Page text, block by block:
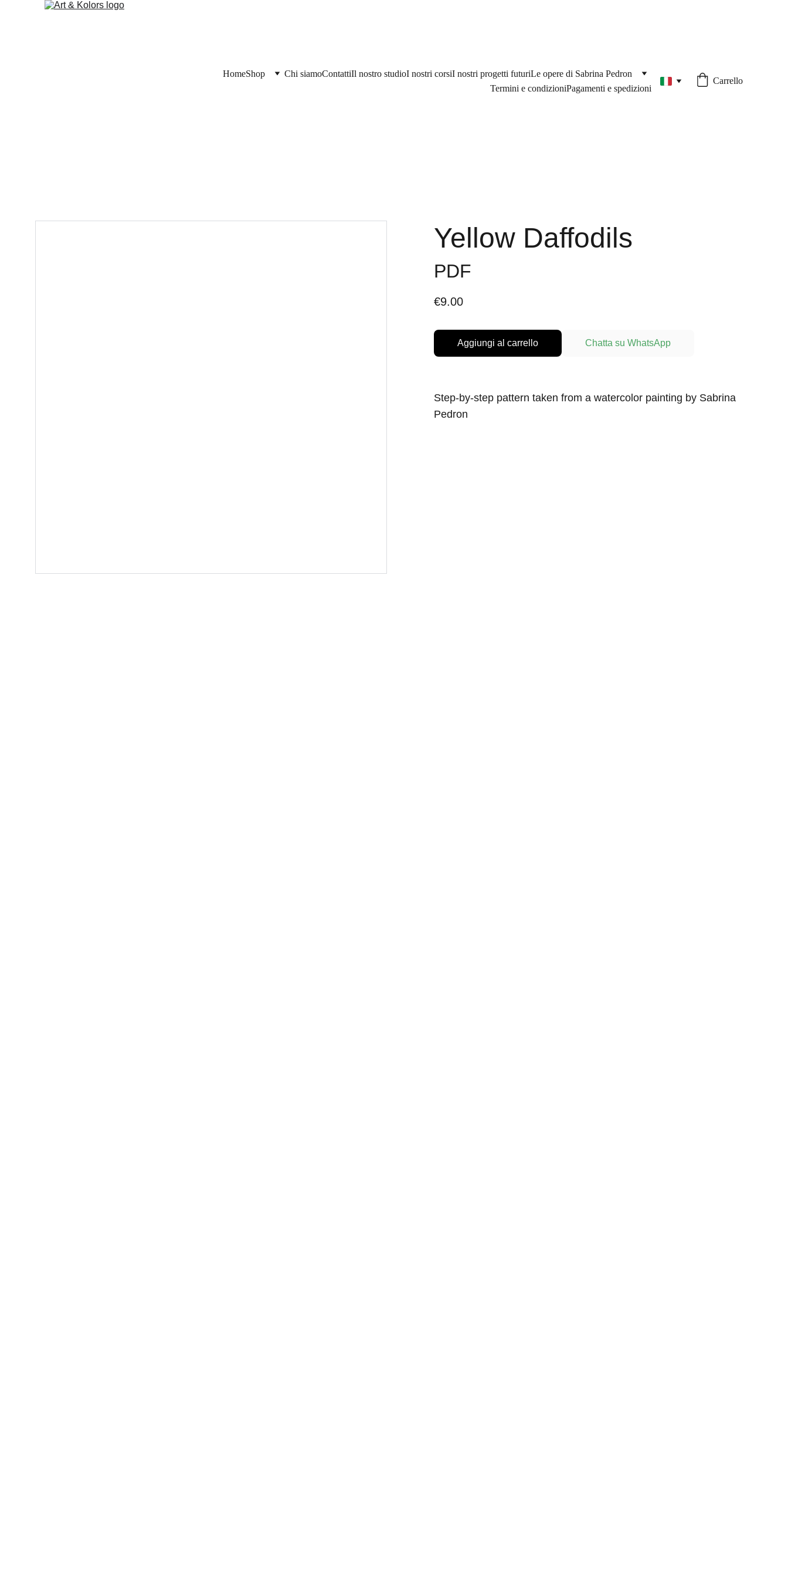
HomeShop Chi siamoContattiIl nostro studioI nostri corsiI nostri progetti futuriLe opere di Sabrina Pedron
Termini e condizioniPagamenti e spedizioni
Carrello
Yellow Daffodils
PDF
€9.00
Aggiungi al carrello Chatta su WhatsApp
Step-by-step pattern taken from a watercolor painting by Sabrina
Pedron